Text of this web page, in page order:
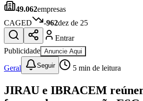
Anuncie no Portal
Cadastrar Empresa
Divulgar Vagas
Publicidade Legal
Política
Eleições
Segurança
Cultura
Meio Ambiente
49.062empresas
CAGED
-962dez de 25
Entrar
Publicidade Anuncie Aqui
Geral Seguir 5 min de leitura
JIRAU e IBRACEM